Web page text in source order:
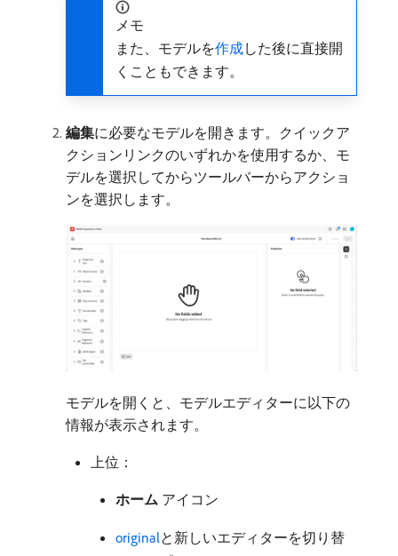
メモ
また、モデルを作成した後に直接開
くこともできます。
編集​に必要なモデルを開きます。クイックア
クションリンクのいずれかを使用するか、モ
デルを選択してからツールバーからアクショ
ンを選択します。
モデルを開くと、モデルエディターに以下の
情報が表示されます。
上位：
ホーム アイコン
originalと新しいエディターを切り替